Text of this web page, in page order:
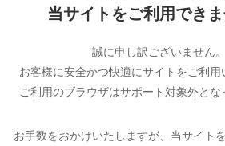
当サイトをご利用できま
誠に申し訳ございません。
お客様に安全かつ快適にサイトをご利用
ご利用のブラウザはサポート対象外とな
お手数をおかけいたしますが、当サイト